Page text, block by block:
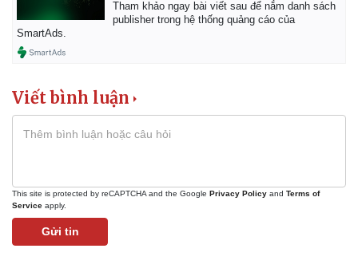
Tham khảo ngay bài viết sau để nắm danh sách
publisher trong hệ thống quảng cáo của
SmartAds.
Viết bình luận
This site is protected by reCAPTCHA and the Google Privacy Policy and Terms of
Service apply.
Gửi tin